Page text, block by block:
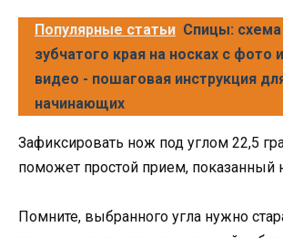
Популярные статьи Спицы: схема
зубчатого края на носках с фото и
видео - пошаговая инструкция
начинающих
Зафиксировать нож под углом 22,5
поможет простой прием, показанный
Помните, выбранного угла нужно